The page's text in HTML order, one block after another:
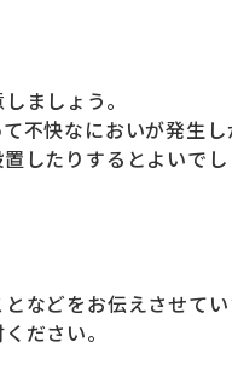
ましょう。
不快なにおいが発生し
したりするとよいでし
などをお伝えさせてい
ださい。